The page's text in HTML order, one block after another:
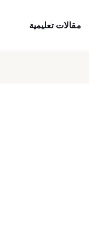
مقالات تعليمية